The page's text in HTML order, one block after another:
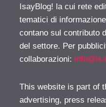
IsayBlog! la cui rete
tematici di
contano sul contributo
del settore. Per
collaborazioni:
This website is part of
advertising, press